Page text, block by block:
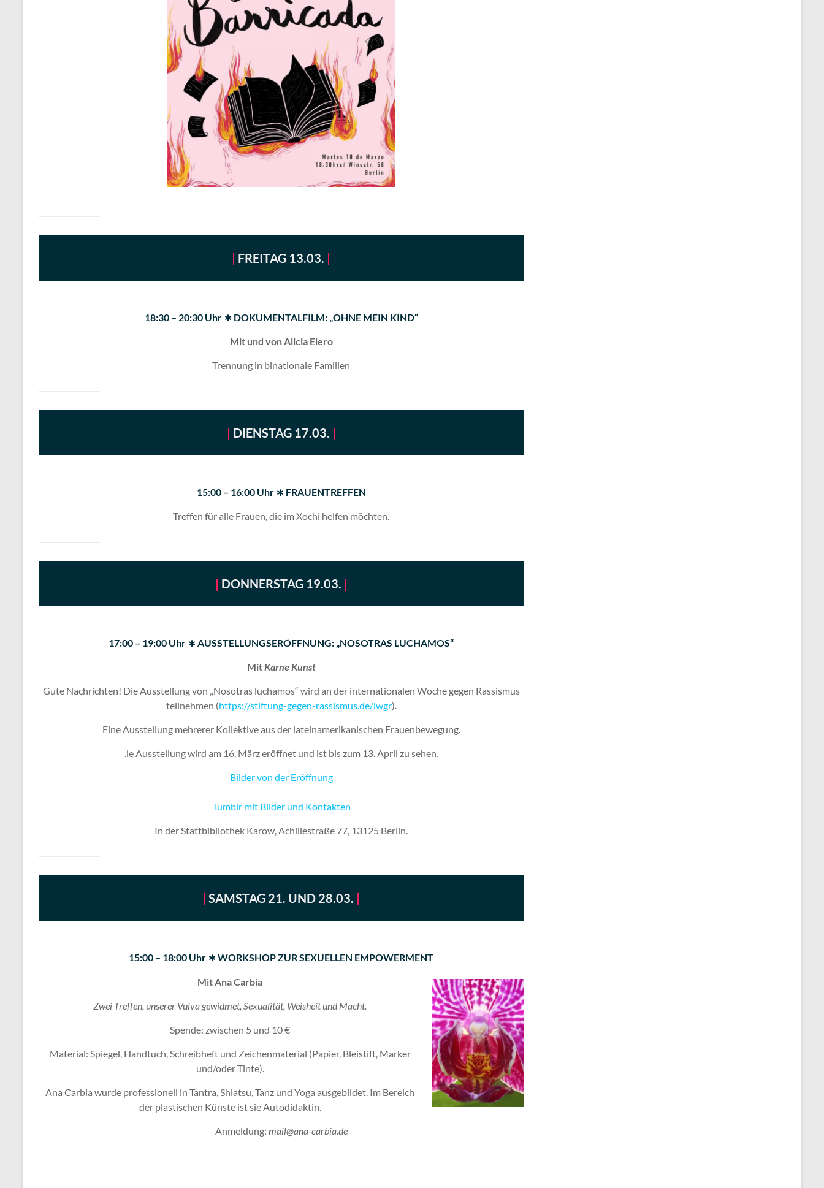
| FREITAG 13.03. |
18:30 – 20:30 Uhr ∗ DOKUMENTALFILM: „OHNE MEIN KIND“
Mit und von Alicia Elero
Trennung in binationale Familien
| DIENSTAG 17.03. |
15:00 – 16:00 Uhr ∗ FRAUENTREFFEN
Treffen für alle Frauen, die im Xochi helfen möchten.
| DONNERSTAG 19.03. |
17:00 – 19:00 Uhr ∗ AUSSTELLUNGSERÖFFNUNG: „NOSOTRAS LUCHAMOS“
MitKarne Kunst
Gute Nachrichten! Die Ausstellung von „Nosotras luchamos“ wird an der internationalen Woche gegen Rassismus
teilnehmen (https://stiftung-gegen-rassismus.de/iwgr).
Eine Ausstellung mehrerer Kollektive aus der lateinamerikanischen Frauenbewegung.
.ie Ausstellung wird am 16. März eröffnet und ist bis zum 13. April zu sehen.
Bilder von der Eröffnung
Tumblr mit Bilder und Kontakten
In der Stattbibliothek Karow, Achillestraße 77, 13125 Berlin.
| SAMSTAG 21. UND 28.03. |
15:00 – 18:00 Uhr ∗ WORKSHOP ZUR SEXUELLEN EMPOWERMENT
Mit Ana Carbia
Zwei Treffen, unserer Vulva gewidmet, Sexualität, Weisheit und Macht.
Spende: zwischen 5 und 10 €
Material: Spiegel, Handtuch, Schreibheft und Zeichenmaterial (Papier, Bleistift, Marker
und/oder Tinte).
Ana Carbia wurde professionell in Tantra, Shiatsu, Tanz und Yoga ausgebildet. Im Bereich
der plastischen Künste ist sie Autodidaktin.
Anmeldung: mail@ana-carbia.de